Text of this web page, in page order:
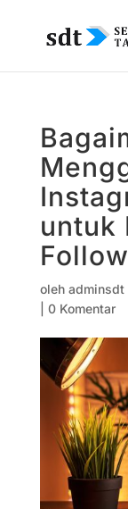
untuk
oleh adminsdt|
0 Komentar